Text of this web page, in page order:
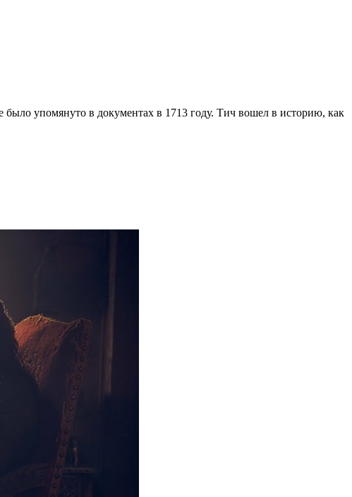
упомянуто в документах в 1713 году. Тич вошел в историю, как